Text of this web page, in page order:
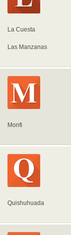
La Cuesta
Las Manzanas
Monfi
Quishuhuada